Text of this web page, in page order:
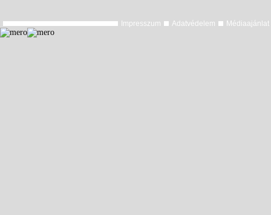
Impresszum Adatvédelem Médiaajánlat